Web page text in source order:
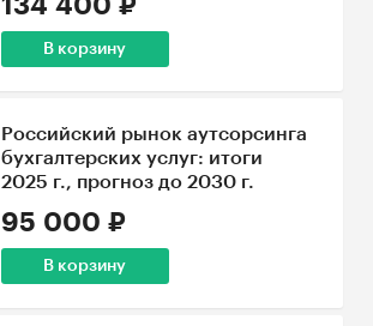
134 400 ₽
В корзину
Российский рынок аутсорсинга
бухгалтерских услуг: итоги
2025 г., прогноз до 2030 г.
95 000 ₽
В корзину